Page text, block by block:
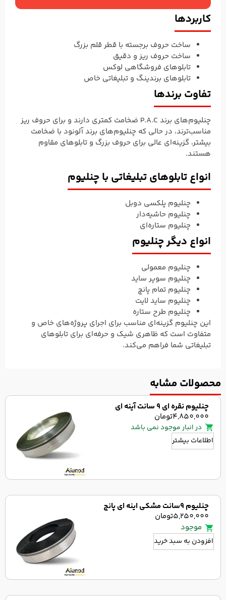
کاربردها
ساخت حروف برجسته با قطر قلم بزرگ
ساخت حروف ریز و دقیق
تابلوهای فروشگاهی لوکس
تابلوهای برندینگ و تبلیغاتی خاص
تفاوت برندها
چنلیوم‌های برند P.A.C ضخامت کمتری دارند و برای حروف ریز
مناسب‌ترند، در حالی که چنلیوم‌های برند آلونود با ضخامت
بیشتر، گزینه‌ای عالی برای حروف بزرگ و تابلوهای مقاوم
هستند.
انواع تابلوهای تبلیغاتی با چنلیوم
چنلیوم پلکسی دوبل
چنلیوم حاشیه‌دار
چنلیوم ستاره‌ای
انواع دیگر چنلیوم
چنلیوم معمولی
چنلیوم سوپر ساید
چنلیوم تمام پانچ
چنلیوم ساید لایت
چنلیوم طرح ستاره
این چنلیوم گزینه‌ای مناسب برای اجرای پروژه‌های خاص و
متفاوت است که ظاهری شیک و حرفه‌ای برای تابلوهای
تبلیغاتی شما فراهم می‌کند.
محصولات مشابه
چنلیوم نقره ای 9 سانت آینه ای
4,850,000تومان
در انبار موجود نمی باشد
اطلاعات بیشتر
چنلیوم 9سانت مشکی اینه ای پانچ
5,250,000تومان
موجود
افزودن به سبد خرید